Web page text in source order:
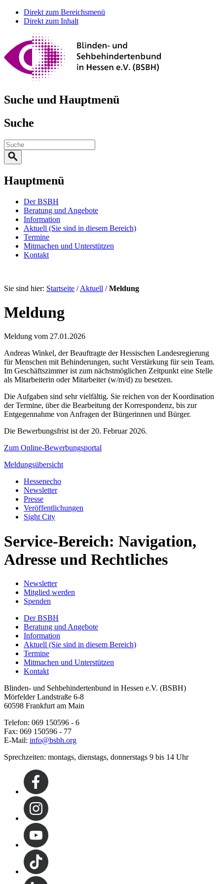
Direkt zum Bereichsmenü
Direkt zum Inhalt
Suche und Hauptmenü
Suche
Hauptmenü
Der BSBH
Beratung und Angebote
Information
Aktuell (Sie sind in diesem Bereich)
Termine
Mitmachen und Unterstützen
Kontakt
Sie sind hier: Startseite / Aktuell /Meldung
Meldung
Meldung vom 27.01.2026
Andreas Winkel, der Beauftragte der Hessischen Landesregierung
für Menschen mit Behinderungen, sucht Verstärkung für sein Team.
Im Geschäftszimmer ist zum nächstmöglichen Zeitpunkt eine Stelle
als Mitarbeiterin oder Mitarbeiter (w/m/d) zu besetzen.
Die Aufgaben sind sehr vielfältig. Sie reichen von der Koordination
der Termine, über die Bearbeitung der Korrespondenz, bis zur
Entgegennahme von Anfragen der Bürgerinnen und Bürger.
Die Bewerbungsfrist ist der 20. Februar 2026.
Zum Online-Bewerbungsportal
Meldungsübersicht
Hessenecho
Newsletter
Presse
Veröffentlichungen
Sight City
Service-Bereich: Navigation,
Adresse und Rechtliches
Newsletter
Mitglied werden
Spenden
Der BSBH
Beratung und Angebote
Information
Aktuell (Sie sind in diesem Bereich)
Termine
Mitmachen und Unterstützen
Kontakt
Blinden- und Sehbehindertenbund in Hessen e.V. (BSBH)
Mörfelder Landstraße 6-8
60598 Frankfurt am Main
Telefon: 069 150596 - 6
Fax: 069 150596 - 77
E-Mail: info@bsbh.org
Sprechzeiten: montags, dienstags, donnerstags 9 bis 14 Uhr